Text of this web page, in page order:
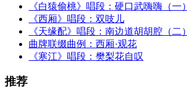
《白猿偷桃》唱段：硬口武嗨嗨（一）
《西厢》唱段：双吱儿
《天缘配》唱段：南边道胡胡腔（二）
曲牌联缀曲例：西厢·观花
《寒江》唱段：樊梨花自叹
推荐